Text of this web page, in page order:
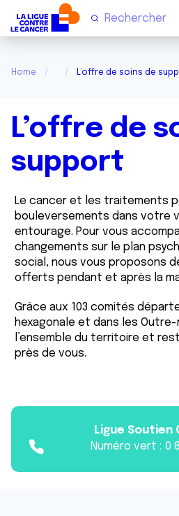
Home L’offre de soins de
L’offre de
support
Le cancer et les traitements
bouleversements dans votre
entourage. Pour vous
changements sur le plan
social, nous vous proposons
offerts pendant et après la
Grâce aux 103 comités
hexagonale et dans les Outre-
l’ensemble du territoire et
près de vous.
Ligue Soutien
Numéro vert : 0